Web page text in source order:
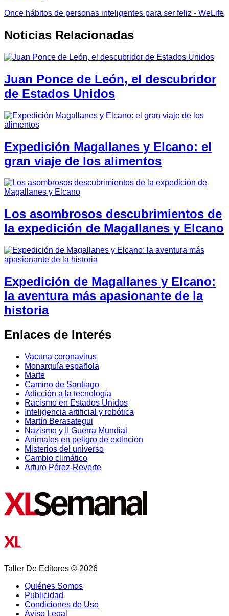
Once hábitos de personas inteligentes para ser feliz - WeLife
Noticias Relacionadas
Juan Ponce de León, el descubridor
de Estados Unidos
Expedición Magallanes y Elcano: el
gran viaje de los alimentos
Los asombrosos descubrimientos de
la expedición de Magallanes y Elcano
Expedición de Magallanes y Elcano:
la aventura más apasionante de la
historia
Enlaces de Interés
Vacuna coronavirus
Monarquía española
Marte
Camino de Santiago
Adicción a la tecnología
Racismo en Estados Unidos
Inteligencia artificial y robótica
Martín Berasategui
Nazismo y II Guerra Mundial
Animales en peligro de extinción
Misterios del universo
Cambio climático
Arturo Pérez-Reverte
Taller De Editores © 2026
Quiénes Somos
Publicidad
Condiciones de Uso
Aviso Legal